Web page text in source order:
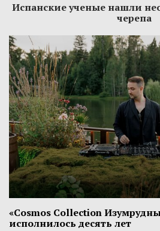
Испанские ученые нашли
черепа
«Cosmos Collection
исполнилось десять лет